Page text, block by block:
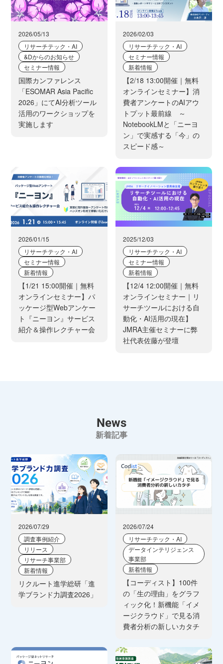
2026/05/13
リサーチテック・AI
&Dからのお知らせ
セミナー情報
国際カンファレンス
「ESOMAR Asia Pacific
2026」にてAI分析ツール
活用のワークショップを
実施します
2026/02/03
リサーチテック・AI
セミナー情報
新着情報
【2/18 13:00開催｜無料
オンラインセミナー】消
費者アンケートのAIアウ
トプット最前線 ～
NotebookLMと「ニーヨ
ン」で実感する「今」の
スピード感～
2026/01/15
リサーチテック・AI
セミナー情報
新着情報
【1/21 15:00開催｜無料
オンラインセミナー】パ
ッケージ型Webアンケー
ト『ニーヨン』サービス
紹介＆操作レクチャー会
2025/12/03
リサーチテック・AI
セミナー情報
新着情報
【12/4 12:00開催｜無料
オンラインセミナー｜リ
サーチツールにおける自
動化・AI活用の現在】
JMRA主催セミナーに弊
社代表佐藤が登壇
News
新着記事
2026/07/29
調査事例紹介
リリース
リサーチ事業部
新着情報
リクルート進学総研「進
学ブランド力調査2026」
2026/07/24
リサーチテック・AI
データインテリジェンス
事業部
新着情報
【コーディスト】100件
の「生の理由」をグラフ
ィック化！新機能「イメ
ージクラウド」で見る消
費者分析の新しいカタチ